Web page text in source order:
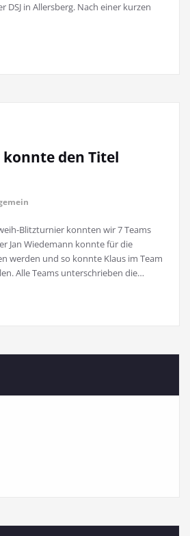
DSJ in Allersberg. Nach einer kurzen
konnte den Titel
Blitzturnier konnten wir 7 Teams
Jan Wiedemann konnte für die
werden und so konnte Klaus im Team
Alle Teams unterschrieben die…